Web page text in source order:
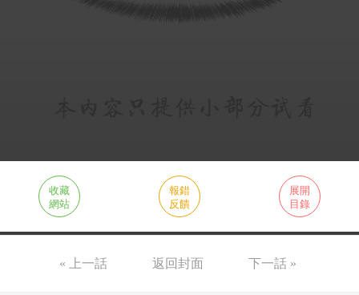
收藏
網站
報錯
反饋
展開
目錄
« 上一話 返回封面 下一話 »